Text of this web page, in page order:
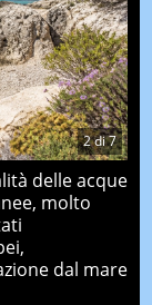
2di7
delle acque
molto
dal mare